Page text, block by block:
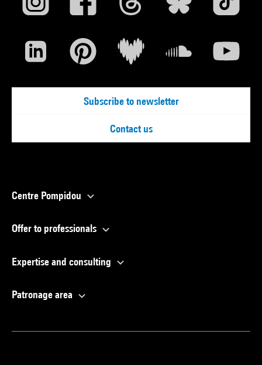
Subscribe to newsletter
Contact us
Centre Pompidou
Offer to professionals
Expertise and consulting
Patronage area